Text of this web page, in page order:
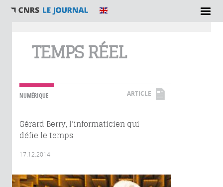
TEMPS RÉEL
NUMÉRIQUE ARTICLE
Gérard Berry, l’informaticien qui
défie le temps
17.12.2014